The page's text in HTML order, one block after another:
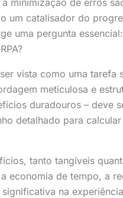
um catalisador do
uma pergunta
vista como uma tarefa
meticulosa e
duradouros – deve
detalhado para
tanto tangíveis
economia de tempo, a
na